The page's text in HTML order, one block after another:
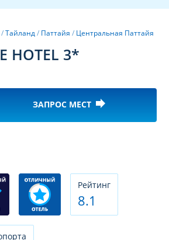
/Тайланд/ Паттайя / Центральная Паттайя
HOTEL 3*
ЗАПРОС МЕСТ forward
Рeйтинг
8.1